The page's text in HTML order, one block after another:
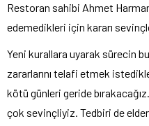
Restoran sahibi Ahmet
edemedikleri için kararı sevinçle
Yeni kurallara uyarak sürecin
zararlarını telafi etmek
kötü günleri geride
çok sevinçliyiz. Tedbiri de